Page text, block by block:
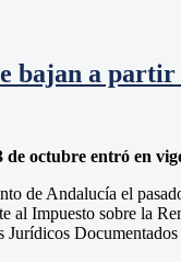
bajan a partir
octubre entró en
de Andalucía el
Impuesto sobre la
Jurídicos